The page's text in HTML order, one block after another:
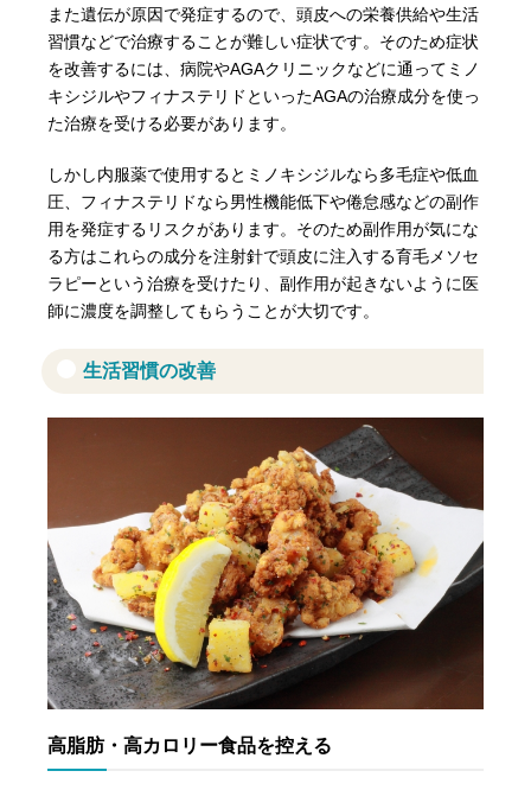
また遺伝が原因で発症するので、頭皮への栄養供給や生活
習慣などで治療することが難しい症状です。そのため症状
を改善するには、病院やAGAクリニックなどに通ってミノ
キシジルやフィナステリドといったAGAの治療成分を使っ
た治療を受ける必要があります。
しかし内服薬で使用するとミノキシジルなら多毛症や低血
圧、フィナステリドなら男性機能低下や倦怠感などの副作
用を発症するリスクがあります。そのため副作用が気にな
る方はこれらの成分を注射針で頭皮に注入する育毛メソセ
ラピーという治療を受けたり、副作用が起きないように医
師に濃度を調整してもらうことが大切です。
生活習慣の改善
高脂肪・高カロリー食品を控える